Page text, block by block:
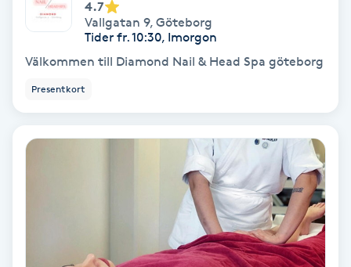
Coachning
Color correction
Diamantslipning
4.7
Vallgatan 9, Göteborg
Tider fr. 10:30, Imorgon
Välkommen till Diamond Nail & Head Spa göteborg
Presentkort